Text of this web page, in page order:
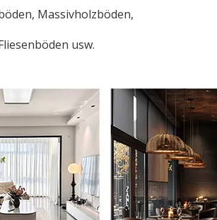
Massivholzböden,
usw.